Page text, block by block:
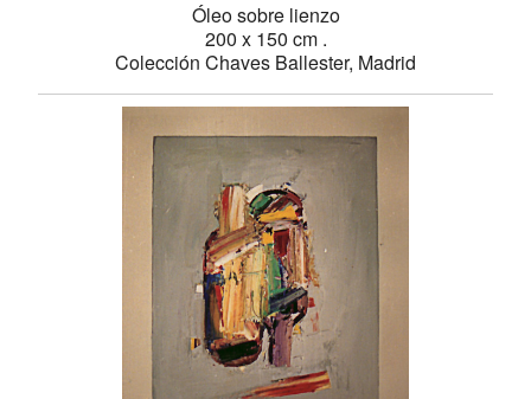
Óleo sobre lienzo
200 x 150 cm .
Colección Chaves Ballester, Madrid